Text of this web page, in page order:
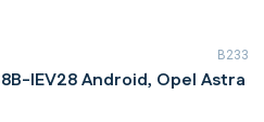
IEV28 Android, Opel Astra
B233